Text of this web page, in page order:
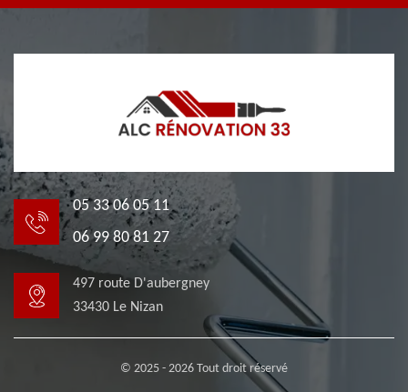
05 33 06 05 11
06 99 80 81 27
497 route D'aubergney
33430 Le Nizan
© 2025 - 2026 Tout droit réservé